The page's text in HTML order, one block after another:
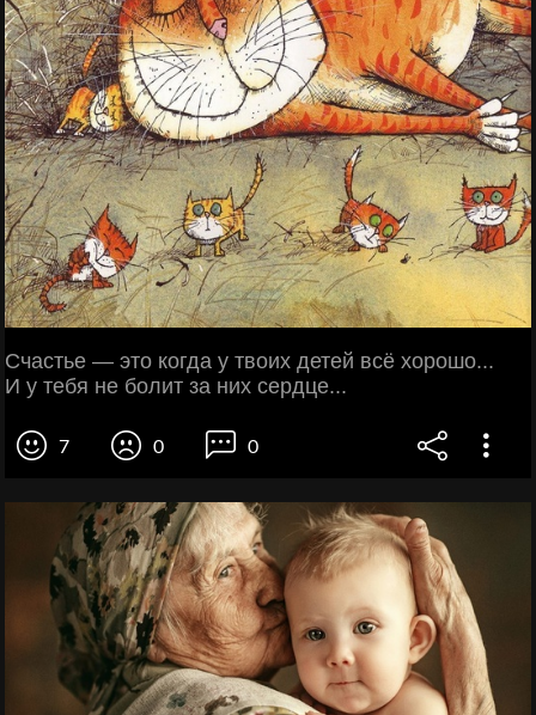
Счастье — это когда у твоих детей всё хорошо...
И у тебя не болит за них сердце...
7 0 0